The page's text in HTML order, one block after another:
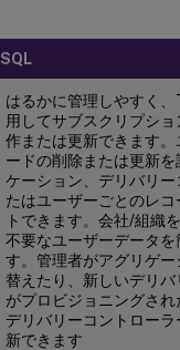
SQL
はるかに管理しやすく
用してサブスクリプシ
作または更新できます
ードの削除または更新
ケーション、デリバリー
たはユーザーごとのレ
トできます。会社/組織
不要なユーザーデータを
す。管理者がアグリゲー
替えたり、新しいデリ
がプロビジョニングされ
デリバリーコントロー
新できます